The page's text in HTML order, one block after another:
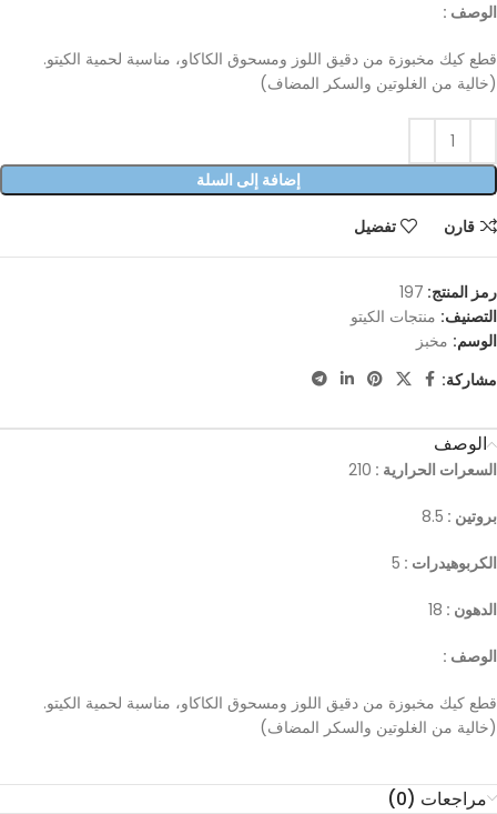
الوصف :
قطع كيك مخبوزة من دقيق اللوز ومسحوق الكاكاو، مناسبة لحمية الكيتو.
(خالية من الغلوتين والسكر المضاف)
إضافة إلى السلة
قارن تفضيل
رمز المنتج: 197
التصنيف: منتجات الكيتو
الوسم: مخبز
مشاركة:
الوصف
السعرات الحرارية : 210
بروتين : 8.5
الكربوهيدرات : 5
الدهون : 18
الوصف :
قطع كيك مخبوزة من دقيق اللوز ومسحوق الكاكاو، مناسبة لحمية الكيتو.
(خالية من الغلوتين والسكر المضاف)
مراجعات (0)